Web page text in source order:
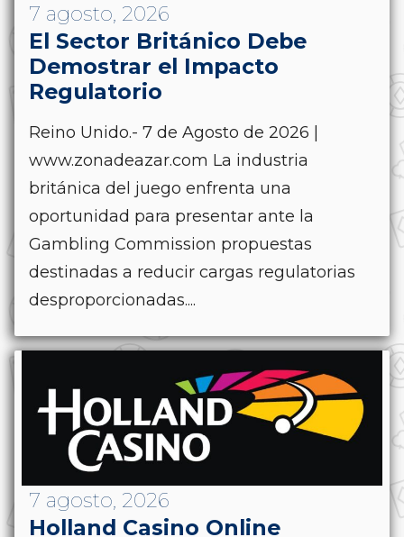
7 agosto, 2026
El Sector Británico Debe
Demostrar el Impacto
Regulatorio
Reino Unido.- 7 de Agosto de 2026 |
www.zonadeazar.com La industria
británica del juego enfrenta una
oportunidad para presentar ante la
Gambling Commission propuestas
destinadas a reducir cargas regulatorias
desproporcionadas....
7 agosto, 2026
Holland Casino Online